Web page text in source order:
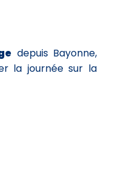
depuis Bayonne,
la journée sur la